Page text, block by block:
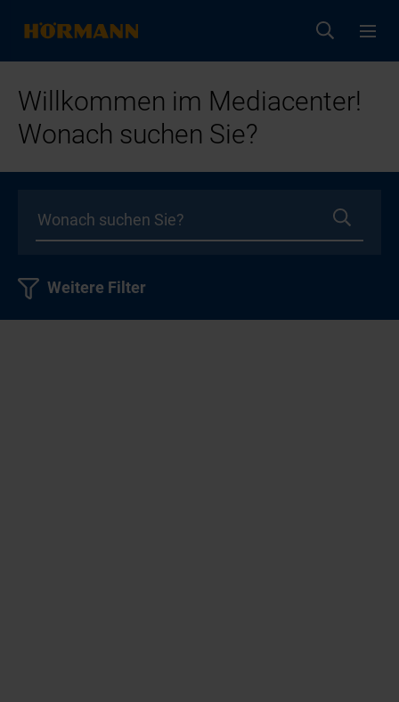
Willkommen im Mediacenter!
Wonach suchen Sie?
Weitere Filter